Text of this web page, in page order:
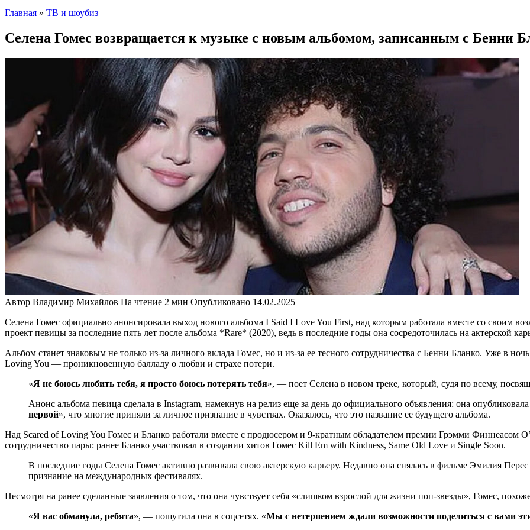
Главная » ТВ и шоубиз
Селена Гомес возвращается к музыке с новым альбомом, записанным с Бенни
Автор Владимир Михайлов На чтение 2 мин Опубликовано 14.02.2025
Селена Гомес официально анонсировала выход нового альбома I Said I Love You First, над которым работала вместе со
проект певицы за последние пять лет после альбома *Rare* (2020), ведь в последние годы она сосредоточилась на актерской
Альбом станет знаковым не только из-за личного вклада Гомес, но и из-за ее тесного сотрудничества с Бенни Бланко. Уже в
Loving You — проникновенную балладу о любви и страхе потери.
«Я не боюсь любить тебя, я просто боюсь потерять тебя», — поет Селена в новом треке, который, судя по всему,
Анонс альбома певица сделала в Instagram, намекнув на релиз еще за день до официального объявления: она
первой», что многие приняли за личное признание в чувствах. Оказалось, что это название ее будущего альбома.
Над Scared of Loving You Гомес и Бланко работали вместе с продюсером и 9-кратным обладателем премии Грэмми
сотрудничество пары: ранее Бланко участвовал в создании хитов Гомес Kill Em with Kindness, Same Old Love и Single Soon.
В последние годы Селена Гомес активно развивала свою актерскую карьеру. Недавно она снялась в фильме Эмилия
признание на международных фестивалях.
Несмотря на ранее сделанные заявления о том, что она чувствует себя «слишком взрослой для жизни поп-звезды», Гомес,
«Я вас обманула, ребята», — пошутила она в соцсетях. «Мы с нетерпением ждали возможности поделиться с вами